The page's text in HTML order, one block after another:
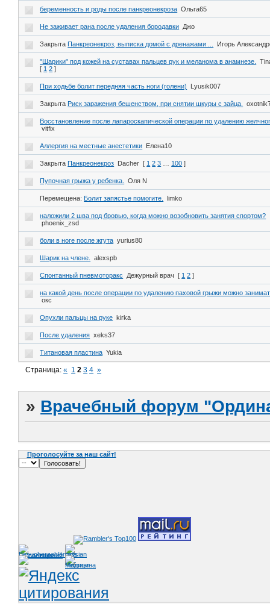
беременность и роды после панкреонекроза Ольга65
Не заживает рана после удаления бородавки Джо
ЗакрытаПанкреонекроз, выписка домой с дренажами ... Игорь
"Шарики" под кожей на суставах пальцев рук и меланома в анамнезе.
[ 1 2 ]
При ходьбе болит передняя часть ноги (голени) Lyusik007
ЗакрытаРиск заражения бешенством, при снятии шкуры с зайца.
Восстановление после лапароскапической операции по удалению
vitfix
Аллергия на местные анестетики Елена10
ЗакрытаПанкреонекроз Dacher [ 1 2 3 100 ]
Пупочная грыжа у ребенка. Оля N
Перемещена: Болит запястье помогите. limko
наложили 2 шва под бровью, когда можно возобновить занятия спортом?
phoenix_zsd
боли в ноге после жгута yurius80
Шарик на члене. alexspb
Спонтанный пневмоторакс Дежурный врач [ 1 2 ]
на какой день после операции по удалению паховой грыжи можно
окс
Опухли пальцы на руке kirka
После удаления xeks37
Титановая пластина Yukia
Страница:« 1 2 3 4 »
» Врачебный форум
Проголосуйте за наш сайт!